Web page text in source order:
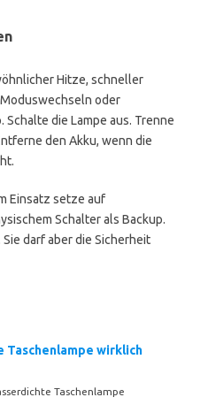
Hitze, schneller
oder
die Lampe aus. Trenne
den Akku, wenn die
Einsatz setze auf
Schalter als Backup.
darf aber die Sicherheit
Taschenlampe wirklich
Taschenlampe